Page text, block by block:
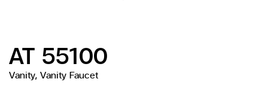
AT 55100
Vanity, Vanity Faucet